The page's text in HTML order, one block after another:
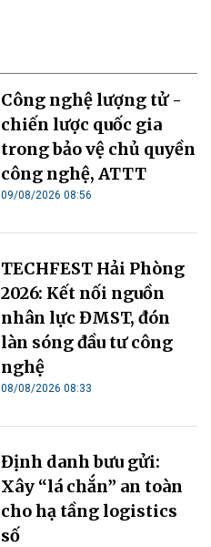
Công nghệ lượng tử -
chiến lược quốc gia
trong bảo vệ chủ quyền
công nghệ, ATTT
09/08/2026 08:56
TECHFEST Hải Phòng
2026: Kết nối nguồn
nhân lực ĐMST, đón
làn sóng đầu tư công
nghệ
08/08/2026 08:33
Định danh bưu gửi:
Xây “lá chắn” an toàn
cho hạ tầng logistics
số